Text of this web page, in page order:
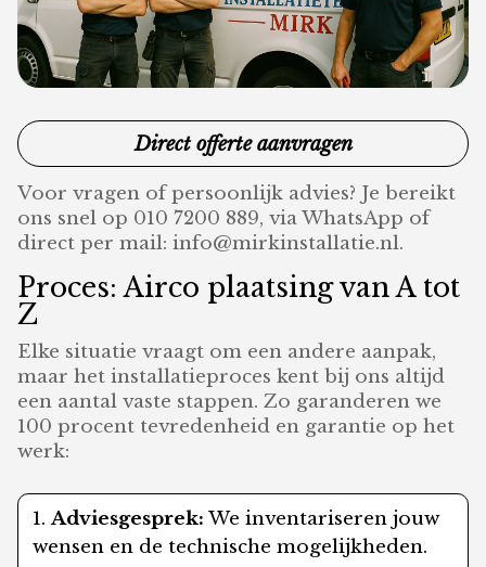
Direct offerte aanvragen
Voor vragen of persoonlijk advies? Je bereikt
ons snel op 010 7200 889, via WhatsApp of
direct per mail: info@mirkinstallatie.nl.
Proces: Airco plaatsing van A tot
Z
Elke situatie vraagt om een andere aanpak,
maar het installatieproces kent bij ons altijd
een aantal vaste stappen. Zo garanderen we
100 procent tevredenheid en garantie op het
werk:
Adviesgesprek: We inventariseren jouw
wensen en de technische mogelijkheden.